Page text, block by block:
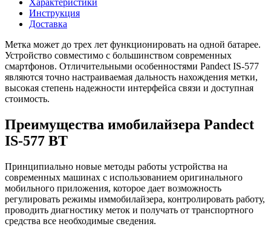
Инструкция
Доставка
Метка может до трех лет функционировать на одной батарее.
Устройство совместимо с большинством современных
смартфонов. Отличительными особенностями Pandect IS-577
являются точно настраиваемая дальность нахождения метки,
высокая степень надежности интерфейса связи и доступная
стоимость.
Преимущества имобилайзера Pandect
IS-577 BT
Принципиально новые методы работы устройства на
современных машинах с использованием оригинального
мобильного приложения, которое дает возможность
регулировать режимы иммобилайзера, контролировать работу,
проводить диагностику меток и получать от транспортного
средства все необходимые сведения.